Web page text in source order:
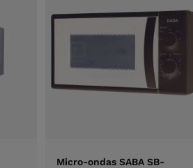
Micro-ondas SABA SB-